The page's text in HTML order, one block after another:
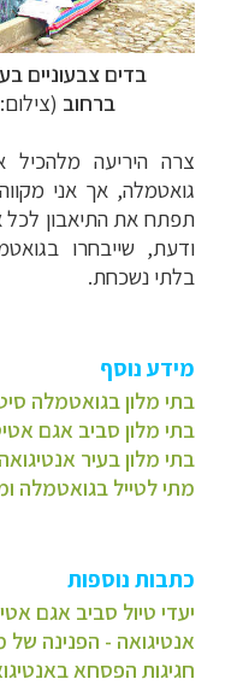
בדים צבעוניים
ברחוב (צילום:
צרה היריעה
גואטמלה, אך אני
תפתח את התיאבון לכל
ודעת, שייבחרו
בלתי נשכחת.
מידע נוסף
בתי מלון בגואטמלה
בתי מלון סביב אגם
בתי מלון בעיר
מתי לטייל בגואטמלה
כתבות נוספות
יעדי טיול סביב אגם
אנטיגואה - הפנינה
חגיגות הפסחא